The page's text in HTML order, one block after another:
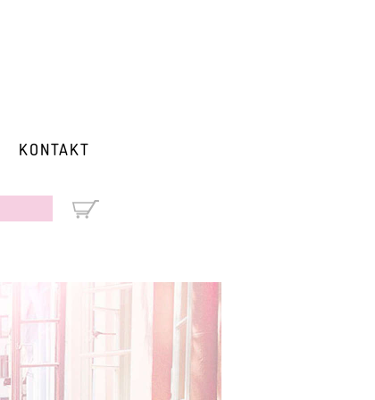
KONTAKT